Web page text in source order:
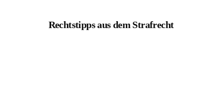
Rechtstipps aus dem Strafrecht